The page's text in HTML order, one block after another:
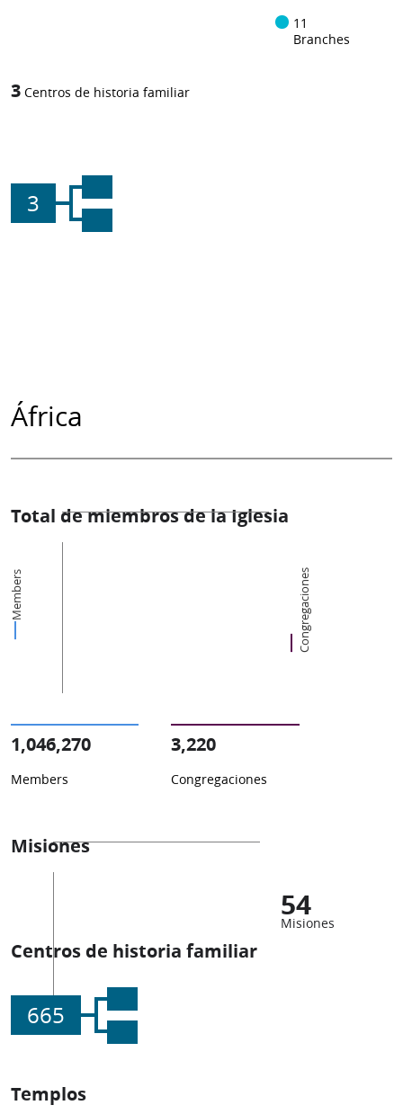
11
Branches
3 Centros de historia familiar
3
África
Total de miembros de la Iglesia
Members Congregaciones
1,046,270
Members
3,220
Congregaciones
Misiones
54
Misiones
Centros de historia familiar
665
Templos